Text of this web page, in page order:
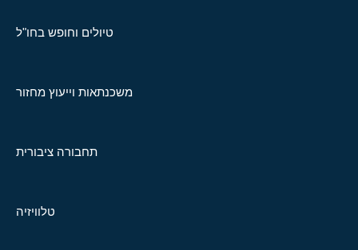
טיולים וחופש בחו"ל
משכנתאות וייעוץ מחזור
תחבורה ציבורית
טלוויזיה